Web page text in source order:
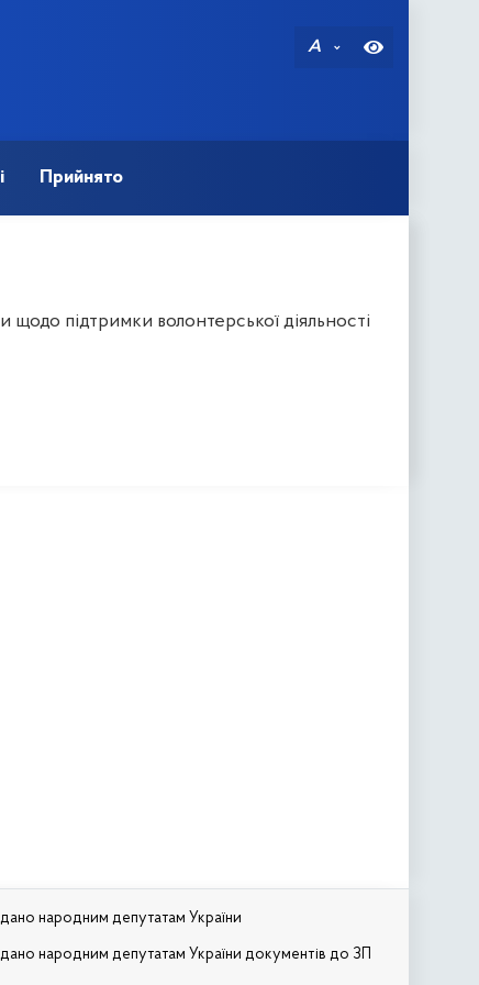
A
Прийнято
підтримки волонтерської діяльності
народним депутатам України
народним депутатам України документів до ЗП